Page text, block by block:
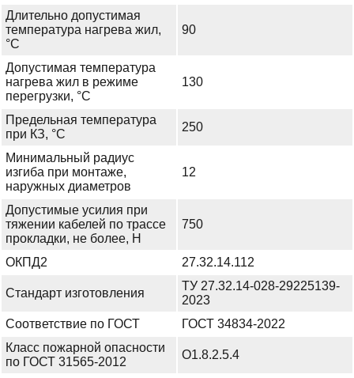
Длительно допустимая
температура нагрева жил,
°С
90
Допустимая температура
нагрева жил в режиме
перегрузки, °С
130
Предельная температура
при КЗ, °С
250
Минимальный радиус
изгиба при монтаже,
наружных диаметров
12
Допустимые усилия при
тяжении кабелей по трассе
прокладки, не более, Н
750
ОКПД2 27.32.14.112
Стандарт изготовления
ТУ 27.32.14-028-29225139-
2023
Соответствие по ГОСТ
ГОСТ 34834-2022
Класс пожарной опасности
по ГОСТ 31565-2012
О1.8.2.5.4